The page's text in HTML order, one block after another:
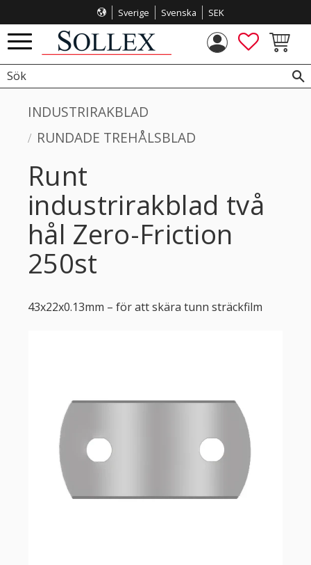
Meny
Sverige Svenska SEK
FAVORITER
INDUSTRIRAKBLAD
RUNDADE TREHÅLSBLAD
Runt
industrirakblad två
hål Zero-Friction
250st
43x22x0.13mm – för att skära tunn sträckfilm